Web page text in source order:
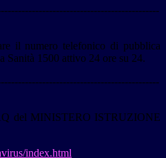
il numero telefonico di pubblica
Sanità 1500 attivo 24 ore su 24.
del MINISTERO ISTRUZIONE
index.html